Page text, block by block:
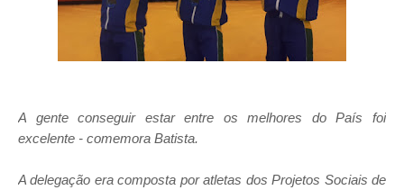
A gente conseguir estar entre os melhores do País foi
excelente - comemora Batista.
A delegação era composta por atletas dos Projetos Sociais de